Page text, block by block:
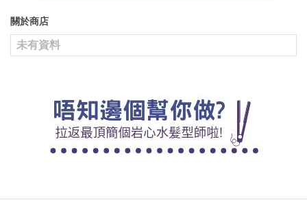
關於商店
未有資料